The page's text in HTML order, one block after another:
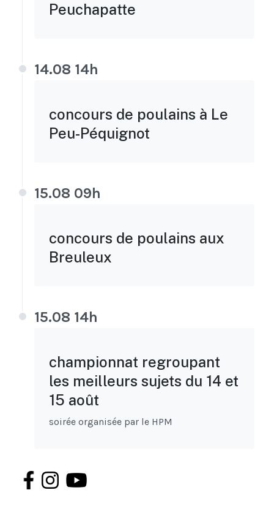
Peuchapatte
14.08 14h
concours de poulains à Le
Peu-Péquignot
15.08 09h
concours de poulains aux
Breuleux
15.08 14h
championnat regroupant
les meilleurs sujets du 14 et
15 août
soirée organisée par le HPM